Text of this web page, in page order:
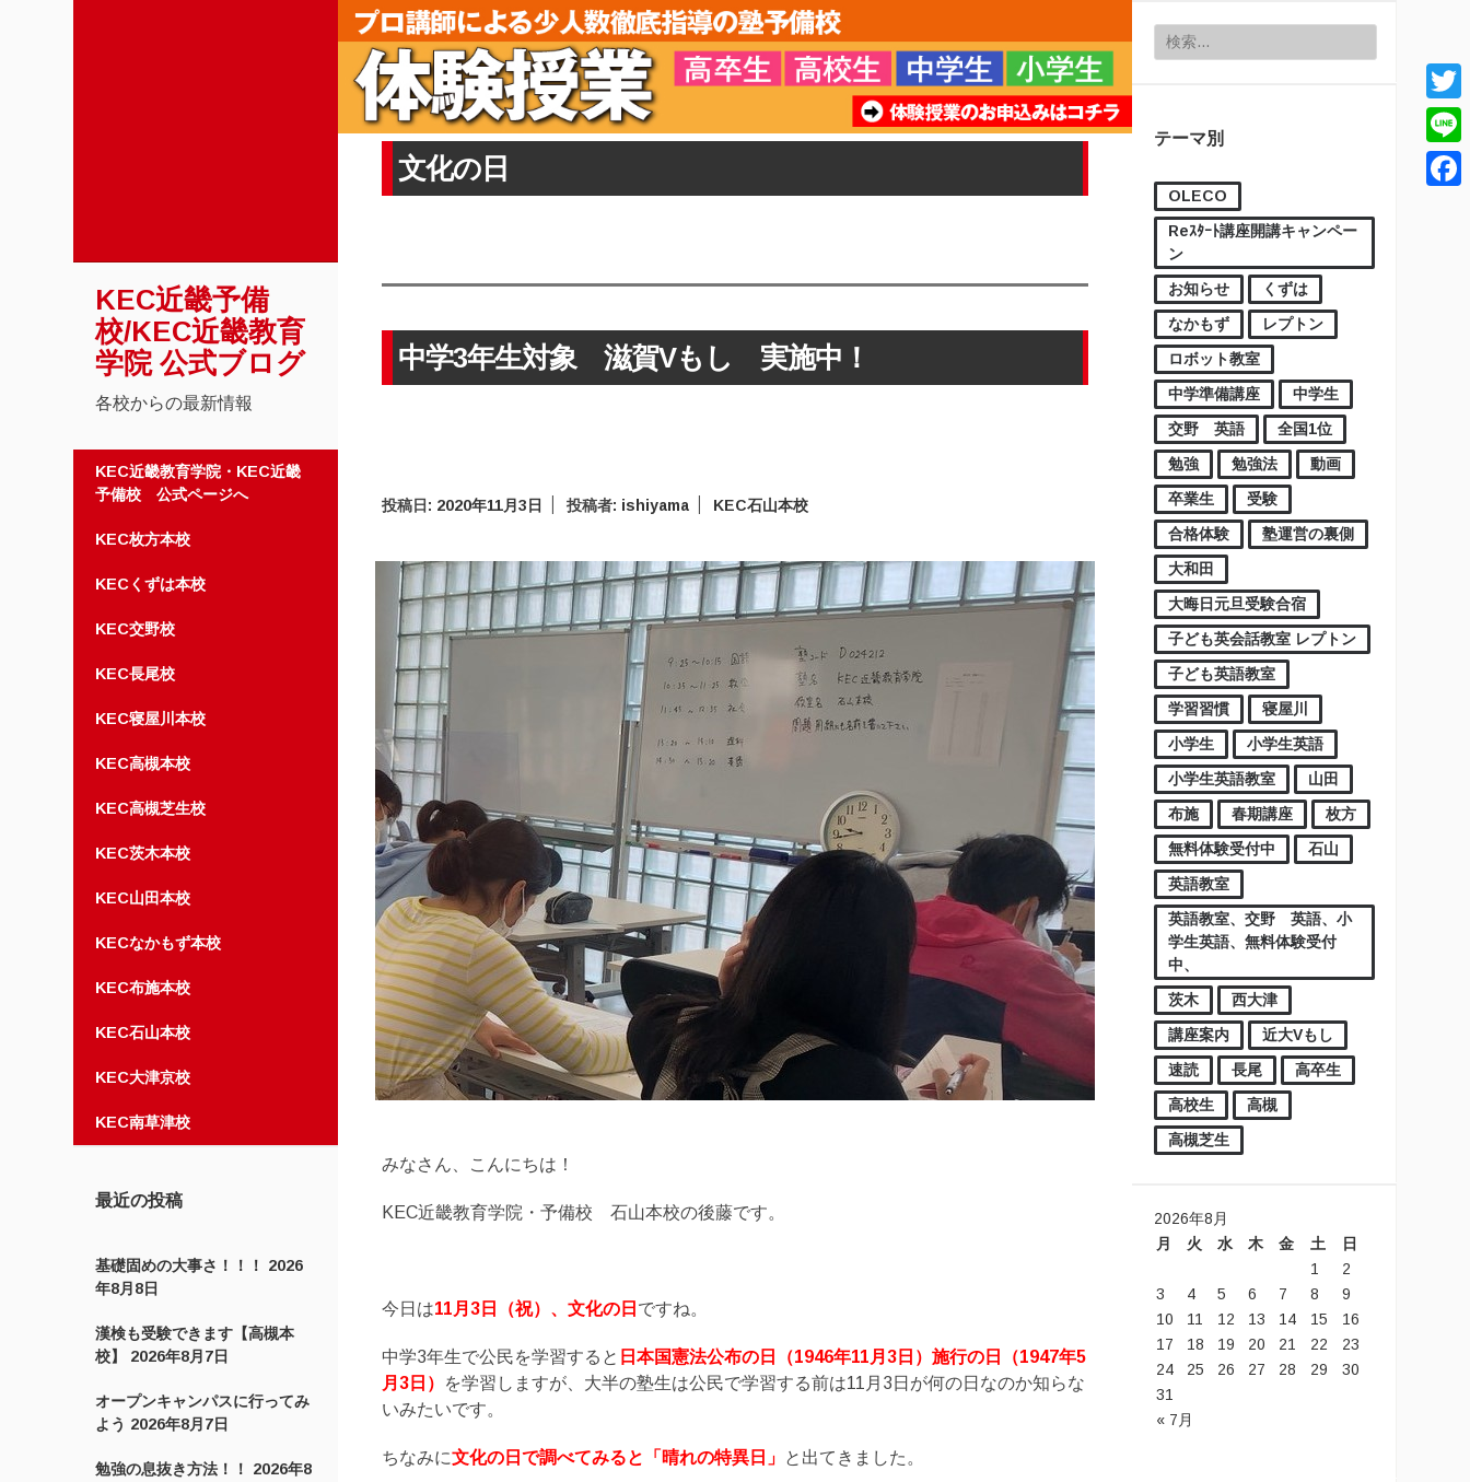
KEC近畿予備
校/KEC近畿教育
学院 公式ブログ
各校からの最新情報
コンテンツへスキップ
KEC近畿教育学院・KEC近畿
予備校 公式ページへ
KEC枚方本校
KECくずは本校
KEC交野校
KEC長尾校
KEC寝屋川本校
KEC高槻本校
KEC高槻芝生校
KEC茨木本校
KEC山田本校
KECなかもず本校
KEC布施本校
KEC石山本校
KEC大津京校
KEC南草津校
最近の投稿
基礎固めの大事さ！！！
2026
年8月8日
漢検も受験できます【高槻本
校】
2026年8月7日
オープンキャンパスに行ってみ
よう 2026年8月7日
勉強の息抜き方法！！
2026年8
検索:
テーマ別
OLECO
Reｽﾀｰﾄ講座開講キャンペー
ン
お知らせ
くずは
なかもず
レプトン
ロボット教室
中学準備講座
中学生
交野 英語
全国1位
勉強
勉強法
動画
卒業生
受験
合格体験
塾運営の裏側
大和田
大晦日元旦受験合宿
子ども英会話教室 レプトン
子ども英語教室
学習習慣
寝屋川
小学生
小学生英語
小学生英語教室
山田
布施
春期講座
枚方
無料体験受付中
石山
英語教室
英語教室、交野 英語、小
学生英語、無料体験受付
中、
茨木
西大津
講座案内
近大Vもし
速読
長尾
高卒生
高校生
高槻
高槻芝生
2026年8月
月
火 水 木 金 土 日
« 7月
1
2
3
4 5 6 7 8
9
10
11 12 13 14 15
16
17
18 19 20 21 22
23
24
25 26 27 28 29
30
31
文化の日
中学3年生対象 滋賀Vもし 実施中！
投稿日: 2020年11月3日 投稿者: ishiyama KEC石山本校
みなさん、こんにちは！
KEC近畿教育学院・予備校 石山本校の後藤です。
今日は11月3日（祝）、文化の日 ですね。
中学3年生で公民を学習すると 日本国憲法公布の日（1946年11月3日）施行の日（1947年5
月3日）
を学習しますが、大半の塾生は公民で学習する前は11月3日が何の日なのか知らな
いみたいです。
ちなみに文化の日で調べてみると「晴れの特異日」 と出てきました。
Line